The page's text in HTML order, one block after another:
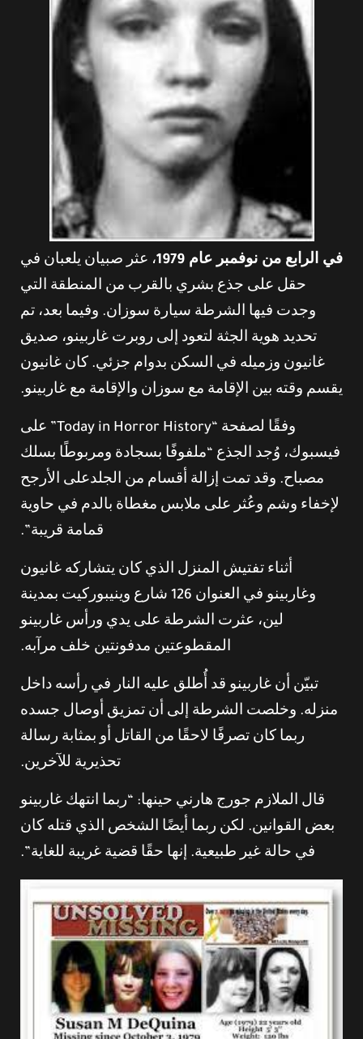
في الرابع من نوفمبر عام 1979
، عثر صبيان يلعبان في
حقل على جذع بشري بالقرب من المنطقة التي
وجدت فيها الشرطة سيارة سوزان. وفيما بعد، تم
تحديد هوية الجثة لتعود إلى روبرت غاربينو، صديق
غانيون وزميله في السكن بدوام جزئي. كان غانيون
يقسم وقته بين الإقامة مع سوزان والإقامة مع غاربينو.
وفقًا لصفحة “Today in Horror History” على
فيسبوك، وُجد الجذع “ملفوفًا بسجادة ومربوطًا بسلك
مصباح. وقد تمت إزالة أقسام من الجلدعلى الأرجح
لإخفاء وشم وعُثر على ملابس مغطاة بالدم في حاوية
قمامة قريبة”.
أثناء تفتيش المنزل الذي كان يتشاركه غانيون
وغاربينو في العنوان 126 شارع وينيبوركيت بمدينة
لين، عثرت الشرطة على يدي ورأس غاربينو
المقطوعتين مدفونتين خلف مرآبه.
تبيّن أن غاربينو قد أُطلق عليه النار في رأسه داخل
منزله. وخلصت الشرطة إلى أن تمزيق أوصال جسده
ربما كان تصرفًا لاحقًا من القاتل أو بمثابة رسالة
تحذيرية للآخرين.
قال الملازم جورج هارني حينها: “ربما انتهك غاربينو
بعض القوانين. لكن ربما أيضًا الشخص الذي قتله كان
في حالة غير طبيعية. إنها حقًا قضية غريبة للغاية”.